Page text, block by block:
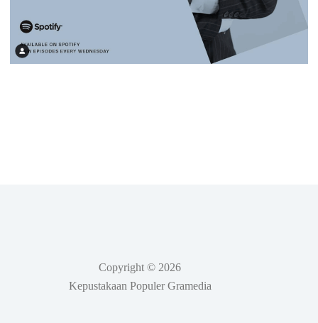
Copyright © 2026
Kepustakaan Populer Gramedia